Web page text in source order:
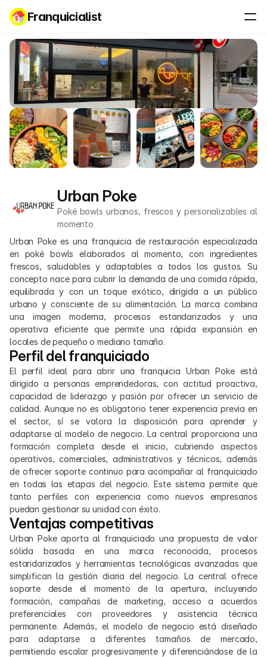
Franquicialist
Urban Poke
Poké bowls urbanos, frescos y personalizables al
momento
Urban Poke es una franquicia de restauración especializada
en poké bowls elaborados al momento, con ingredientes
frescos, saludables y adaptables a todos los gustos. Su
concepto nace para cubrir la demanda de una comida rápida,
equilibrada y con un toque exótico, dirigida a un público
urbano y consciente de su alimentación. La marca combina
una imagen moderna, procesos estandarizados y una
operativa eficiente que permite una rápida expansión en
locales de pequeño o mediano tamaño.
Perfil del franquiciado
El perfil ideal para abrir una franquicia Urban Poke está
dirigido a personas emprendedoras, con actitud proactiva,
capacidad de liderazgo y pasión por ofrecer un servicio de
calidad. Aunque no es obligatorio tener experiencia previa en
el sector, sí se valora la disposición para aprender y
adaptarse al modelo de negocio. La central proporciona una
formación completa desde el inicio, cubriendo aspectos
operativos, comerciales, administrativos y técnicos, además
de ofrecer soporte continuo para acompañar al franquiciado
en todas las etapas del negocio. Este sistema permite que
tanto perfiles con experiencia como nuevos empresarios
puedan gestionar su unidad con éxito.
Ventajas competitivas
Urban Poke aporta al franquiciado una propuesta de valor
sólida basada en una marca reconocida, procesos
estandarizados y herramientas tecnológicas avanzadas que
simplifican la gestión diaria del negocio. La central ofrece
soporte desde el momento de la apertura, incluyendo
formación, campañas de marketing, acceso a acuerdos
preferenciales con proveedores y asistencia técnica
permanente. Además, el modelo de negocio está diseñado
para adaptarse a diferentes tamaños de mercado,
permitiendo escalar progresivamente y diferenciándose de la